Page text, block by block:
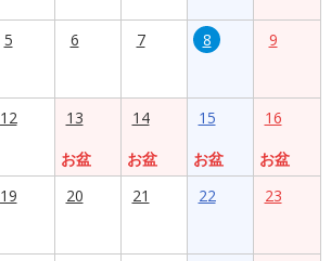
5 6 7 8 9
12
13
お盆
14
お盆
15
お盆
16
お盆
19 20 21 22 23